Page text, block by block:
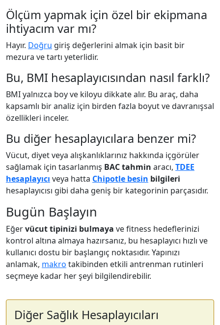
Ölçüm yapmak için özel bir ekipmana
ihtiyacım var mı?
Hayır. Doğru giriş değerlerini almak için basit bir
mezura ve tartı yeterlidir.
Bu, BMI hesaplayıcısından nasıl farklı?
BMI yalnızca boy ve kiloyu dikkate alır. Bu araç, daha
kapsamlı bir analiz için birden fazla boyut ve davranışsal
özellikleri inceler.
Bu diğer hesaplayıcılara benzer mi?
Vücut, diyet veya alışkanlıklarınız hakkında içgörüler
sağlamak için tasarlanmış BAC tahmin aracı, TDEE
hesaplayıcı veya hatta Chipotle besin bilgileri
hesaplayıcısı gibi daha geniş bir kategorinin parçasıdır.
Bugün Başlayın
Eğervücut tipinizi bulmaya ve fitness hedeflerinizi
kontrol altına almaya hazırsanız, bu hesaplayıcı hızlı ve
kullanıcı dostu bir başlangıç noktasıdır. Yapınızı
anlamak, makro takibinden etkili antrenman rutinleri
seçmeye kadar her şeyi bilgilendirebilir.
Diğer Sağlık Hesaplayıcıları